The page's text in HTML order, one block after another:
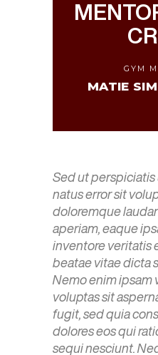
GYM
MATIE
Sed ut perspiciatis
natus error sit
doloremque
aperiam, eaque
inventore veritatis
beatae vitae dicta
Nemo enim ipsam
voluptas sit
fugit, sed quia
dolores eos qui
sequi nesciunt.